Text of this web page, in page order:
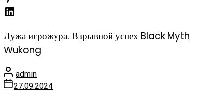
Лужа игрожура. Взрывной успех Black Myth
Wukong
admin
27.09.2024